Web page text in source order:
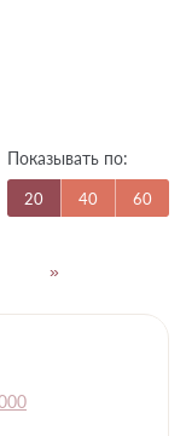
Показывать по:
20 40 60
»